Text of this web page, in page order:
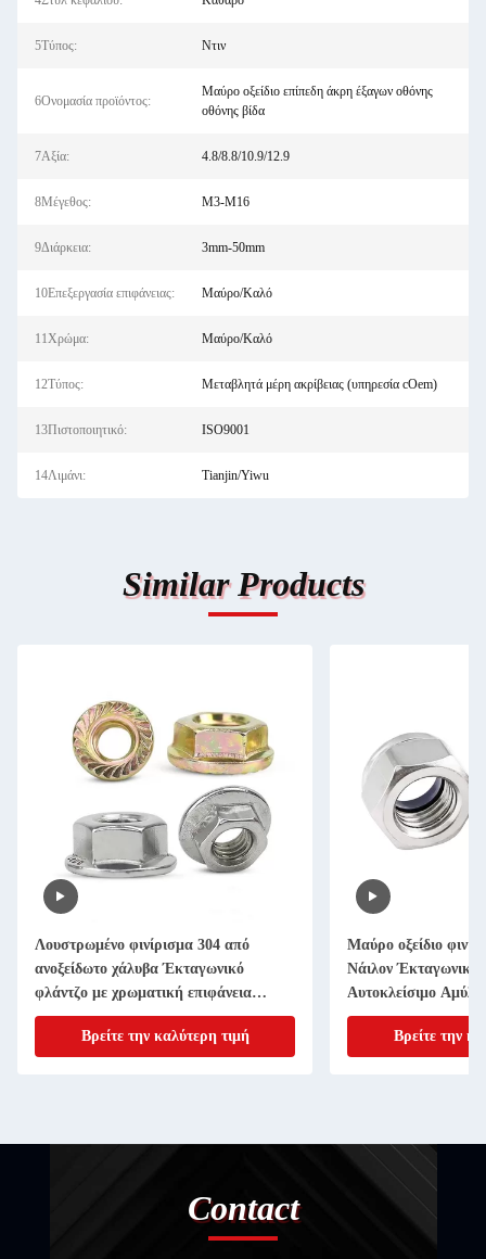
5Τύπος: Ντιν
6Ονομασία προϊόντος:
Μαύρο οξείδιο επίπεδη άκρη έξαγων οθόνης
οθόνης βίδα
7Αξία: 4.8/8.8/10.9/12.9
8Μέγεθος: M3-M16
9Διάρκεια: 3mm-50mm
10Επεξεργασία επιφάνειας: Μαύρο/Καλό
11Χρώμα: Μαύρο/Καλό
12Τύπος: Μεταβλητά μέρη ακρίβειας (υπηρεσία cOem)
13Πιστοποιητικό: ISO9001
14Λιμάνι: Tianjin/Yiwu
Similar Products
Λουστρωμένο φινίρισμα 304 από
ανοξείδωτο χάλυβα Έκταγωνικό
φλάντζο με χρωματική επιφάνεια
ψευδαργύρου
Βρείτε την καλύτερη τιμή
Μαύρο οξείδιο
Νάιλον Έκταγωνικό
Αυτοκλείσιμο Αμύλο
Βρείτε την
Contact